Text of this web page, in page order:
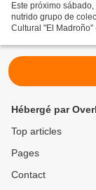
Este próximo
nutrido grupo de
Cultural "El
Hébergé par
Top articles
Pages
Contact